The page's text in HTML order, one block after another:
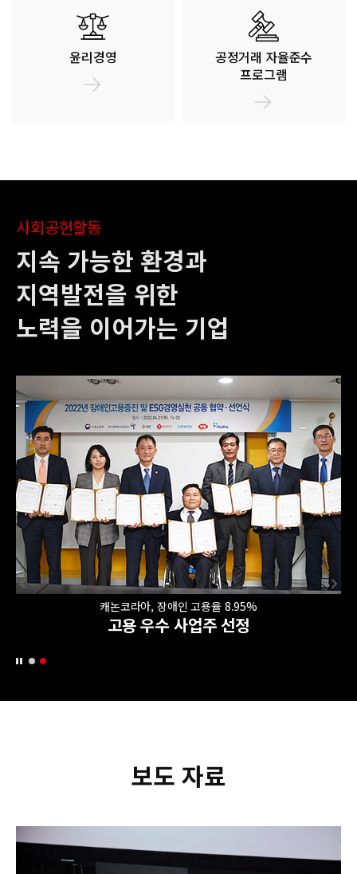
윤리경영
공정거래 자율준수
프로그램
사회공헌활동
지속 가능한 환경과
지역발전을 위한
노력을 이어가는 기업
캐논코라아, 장애인 고용율 8.95%
고용 우수 사업주 선정
보도 자료